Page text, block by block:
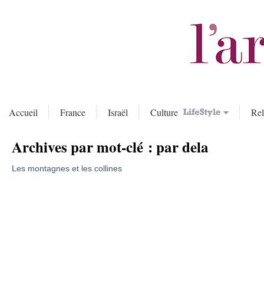
Accueil France Israël Culture
Archives par mot-clé :par dela
Les montagnes et les collines